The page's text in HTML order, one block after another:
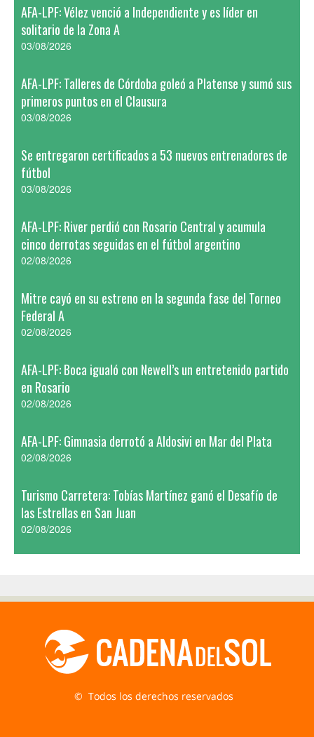
AFA-LPF: Vélez venció a Independiente y es líder en
solitario de la Zona A
03/08/2026
AFA-LPF: Talleres de Córdoba goleó a Platense y sumó sus
primeros puntos en el Clausura
03/08/2026
Se entregaron certificados a 53 nuevos entrenadores de
fútbol
03/08/2026
AFA-LPF: River perdió con Rosario Central y acumula
cinco derrotas seguidas en el fútbol argentino
02/08/2026
Mitre cayó en su estreno en la segunda fase del Torneo
Federal A
02/08/2026
AFA-LPF: Boca igualó con Newell’s un entretenido partido
en Rosario
02/08/2026
AFA-LPF: Gimnasia derrotó a Aldosivi en Mar del Plata
02/08/2026
Turismo Carretera: Tobías Martínez ganó el Desafío de
las Estrellas en San Juan
02/08/2026